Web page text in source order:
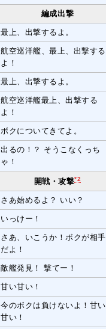
編成出撃
最上、出撃するよ。
航空巡洋艦、最上、出撃する
よ！
最上、出撃するよ。
航空巡洋艦最上、出撃する
よ！
ボクについてきてよ。
出るの！？ そうこなくっち
ゃ！
開戦・攻撃*2
さあ始めるよ？ いい？
いっけー！
さあ、いこうか！ボクが相手
だよ！
敵艦発見！ 撃てー！
甘い甘い！
今のボクは負けないよ！甘い
甘い！